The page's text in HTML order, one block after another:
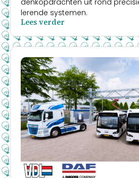
lerende systemen.
Lees verder